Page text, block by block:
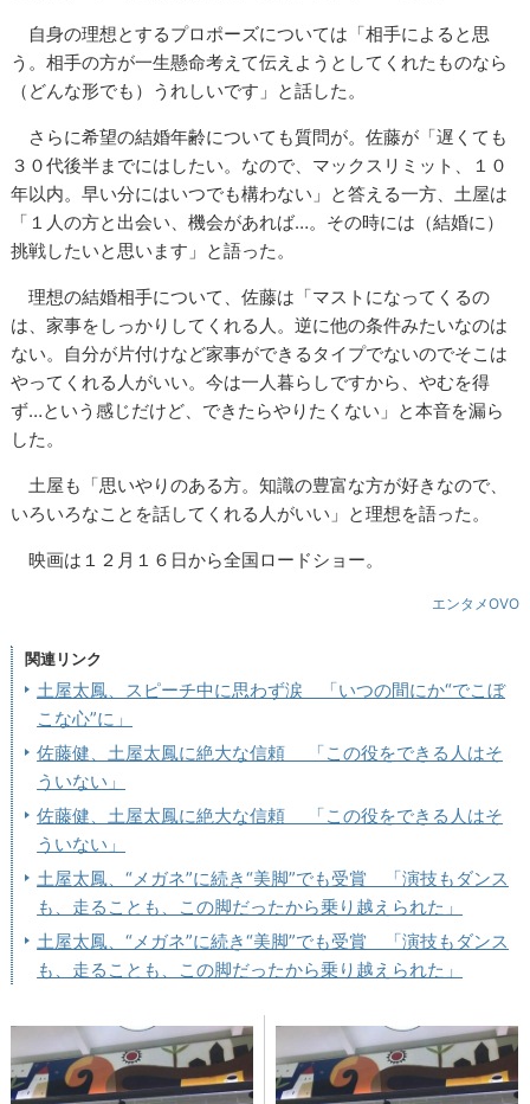
自身の理想とするプロポーズについては「相手によると思
う。相手の方が一生懸命考えて伝えようとしてくれたものなら
（どんな形でも）うれしいです」と話した。
さらに希望の結婚年齢についても質問が。佐藤が「遅くても
３０代後半までにはしたい。なので、マックスリミット、１０
年以内。早い分にはいつでも構わない」と答える一方、土屋は
「１人の方と出会い、機会があれば…。その時には（結婚に）
挑戦したいと思います」と語った。
理想の結婚相手について、佐藤は「マストになってくるの
は、家事をしっかりしてくれる人。逆に他の条件みたいなのは
ない。自分が片付けなど家事ができるタイプでないのでそこは
やってくれる人がいい。今は一人暮らしですから、やむを得
ず…という感じだけど、できたらやりたくない」と本音を漏ら
した。
土屋も「思いやりのある方。知識の豊富な方が好きなので、
いろいろなことを話してくれる人がいい」と理想を語った。
映画は１２月１６日から全国ロードショー。
エンタメOVO
関連リンク
土屋太鳳、スピーチ中に思わず涙 「いつの間にか“でこぼ
こな心”に」
佐藤健、土屋太鳳に絶大な信頼 「この役をできる人はそ
ういない」
佐藤健、土屋太鳳に絶大な信頼 「この役をできる人はそ
ういない」
土屋太鳳、“メガネ”に続き“美脚”でも受賞 「演技もダンス
も、走ることも、この脚だったから乗り越えられた」
土屋太鳳、“メガネ”に続き“美脚”でも受賞 「演技もダンス
も、走ることも、この脚だったから乗り越えられた」